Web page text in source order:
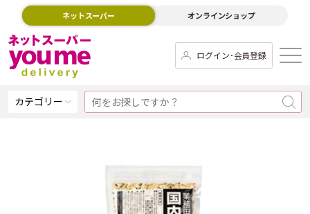
ネットスーパー オンラインショップ
ログイン･会員登録
カテゴリー